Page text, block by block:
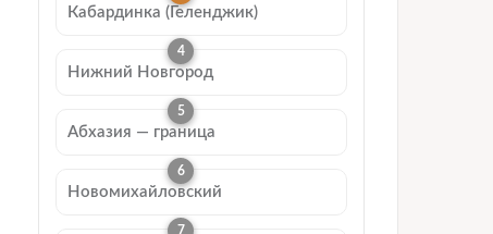
Кабардинка (Геленджик)
Нижний Новгород
Абхазия — граница
Новомихайловский